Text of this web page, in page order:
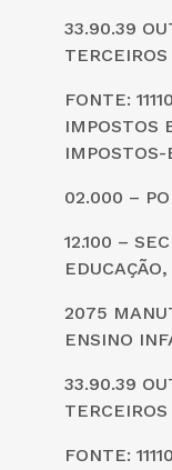
33.90.39
FONTE:
IMPOSTOS
IMPOSTOS-
02.000 –
12.100 –
2075
ENSINO
33.90.39
FONTE: